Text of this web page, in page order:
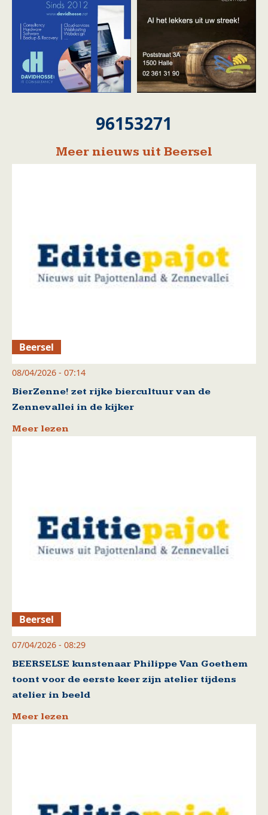
96153271
Meer nieuws uit Beersel
Beersel
08/04/2026 - 07:14
BierZenne! zet rijke biercultuur van de
Zennevallei in de kijker
Meer lezen
Beersel
07/04/2026 - 08:29
BEERSELSE kunstenaar Philippe Van Goethem
toont voor de eerste keer zijn atelier tijdens
atelier in beeld
Meer lezen